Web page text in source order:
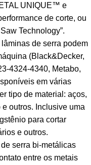
UNIQUE™ e
de corte, ou
Technology”.
de serra podem
(Black&Decker,
4324-4340, Metabo,
em várias
tipo de material: aços,
outros. Inclusive uma
para cortar
e outros.
serra bi-metálicas
entre os metais